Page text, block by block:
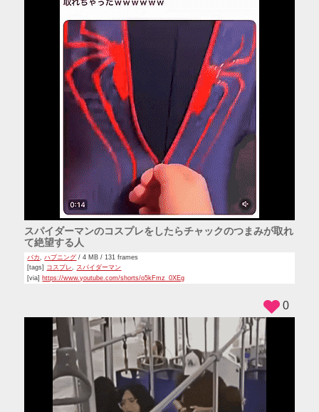
スパイダーマンのコスプレをしたらチャックのつまみが取れ
て絶望する人
バカ ,ハプニング / 4 MB / 131 frames
[tags] コスプレ, スパイダーマン
[via] https://www.youtube.com/shorts/o5kFmz_0XEg
0